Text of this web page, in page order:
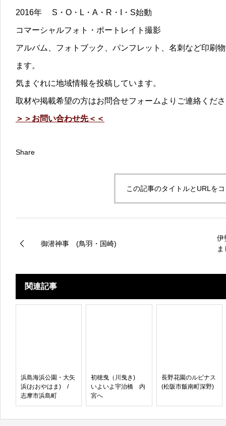
2016年 S・O・L・A・R・I・S始動
コマーシャルフォト・ポートレイト撮影
アルバム、フォトブック、パンフレット、名刺など印刷
ます。
気まぐれに地域情報を投稿しています。
取材や掲載希望の方はお問合せフォームよりご連絡くだ
＞＞お問い合わせ先＜＜
Share
この記事のタイトルとURLを
御潜神事 (鳥羽・国崎)
伊
関連記事
浜島海浜公園・大矢
浜(おおやはま) /
志摩市浜島町
初穂曳（川曳き)
いよいよ宇治橋 内
宮へ
長野花園のルピナス
(松阪市飯南町深野)